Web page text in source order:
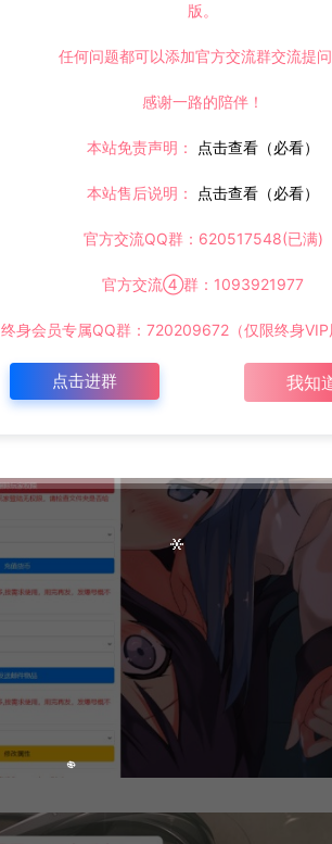
版。
任何问题都可以添加官方交流群交流提问
感谢一路的陪伴！
本站免责声明： 点击查看（必看）
本站售后说明： 点击查看（必看）
官方交流QQ群：620517548(已满)
官方交流④群：1093921977
终身会员专属QQ群：720209672（仅限终身VIP
点击进群 我知